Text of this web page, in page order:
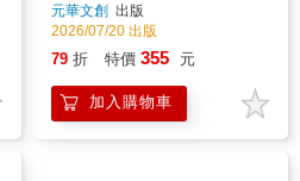
元華文創 出版
2026/07/20 出版
79 折 特價 355 元
加入購物車